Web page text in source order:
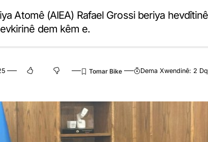
Atomê (AIEA) Rafael Grossi beriya
dem kêm e.
Dema Xwendinê: 2